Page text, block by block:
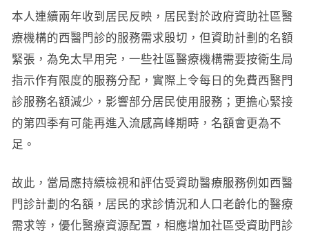
本人連續兩年收到居民反映，居民對於政府資助社區醫
療機構的西醫門診的服務需求殷切，但資助計劃的名額
緊張，為免太早用完，一些社區醫療機構需要按衛生局
指示作有限度的服務分配，實際上令每日的免費西醫門
診服務名額減少，影響部分居民使用服務；更擔心緊接
的第四季有可能再進入流感高峰期時，名額會更為不
足。
故此，當局應持續檢視和評估受資助醫療服務例如西醫
門診計劃的名額，居民的求診情況和人口老齡化的醫療
需求等，優化醫療資源配置，相應增加社區受資助門診